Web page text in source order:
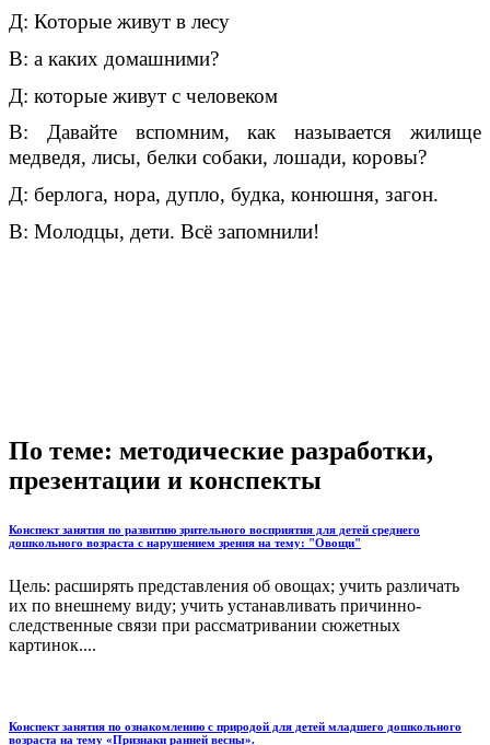
Д: Которые живут в лесу
В: а каких домашними?
Д: которые живут с человеком
В: Давайте вспомним, как называется жилище
медведя, лисы, белки собаки, лошади, коровы?
Д: берлога, нора, дупло, будка, конюшня, загон.
В: Молодцы, дети. Всё запомнили!
По теме: методические разработки,
презентации и конспекты
Конспект занятия по развитию зрительного восприятия для детей среднего
дошкольного возраста с нарушением зрения на тему: "Овощи"
Цель: расширять представления об овощах; учить различать
их по внешнему виду; учить устанавливать причинно-
следственные связи при рассматривании сюжетных
картинок....
Конспект занятия по ознакомлению с природой для детей младшего дошкольного
возраста на тему «Признаки ранней весны».